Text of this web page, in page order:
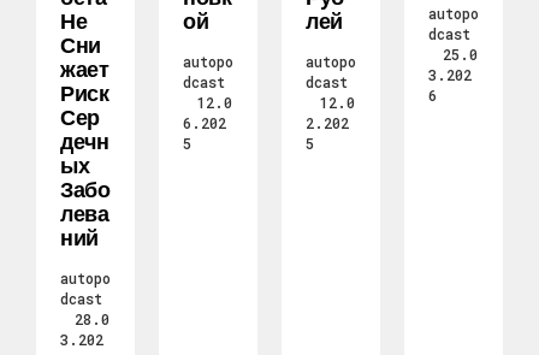
Не
Сни
Жает
Риск
Сер
Дечн
Ых
Забо
Лева
Ний
autopo
dcast
28.0
3.202
Ой
autopo
dcast
12.0
6.202
5
Лей
autopo
dcast
12.0
2.202
5
autopo
dcast
25.0
3.202
6